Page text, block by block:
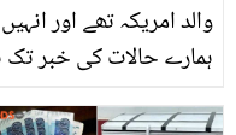
والد امریکہ تھے اور انہیں
ہمارے حالات کی خبر تک
تھی ۔۔ ماجد جہانگیر کے